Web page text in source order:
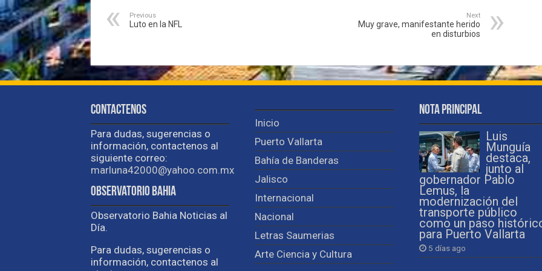
Previous
Luto en la NFL
Next
Muy grave, manifestante herido
en disturbios
Contactenos
Para dudas, sugerencias o
información, contactenos al
siguiente correo:
marluna42000@yahoo.com.mx
Observatorio Bahia
Observatorio Bahia Noticias al
Día.
Para dudas, sugerencias o
información, contactenos al
Inicio
Puerto Vallarta
Bahía de Banderas
Jalisco
Internacional
Nacional
Letras Saumerias
Arte Ciencia y Cultura
Nota Principal
Luis
Munguía
destaca,
junto al
gobernador Pablo
Lemus, la
modernización del
transporte público
como un paso
para Puerto Vallarta
5 días ago